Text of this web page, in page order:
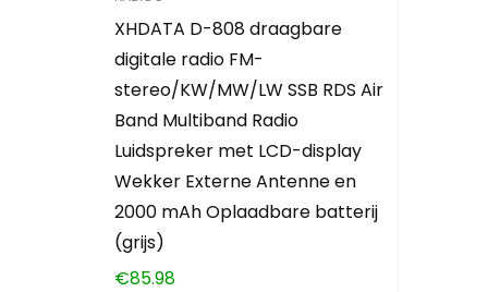
XHDATA D-808 draagbare
digitale radio FM-
stereo/KW/MW/LW SSB RDS Air
Band Multiband Radio
Luidspreker met LCD-display
Wekker Externe Antenne en
2000 mAh Oplaadbare batterij
(grijs)
€85.98